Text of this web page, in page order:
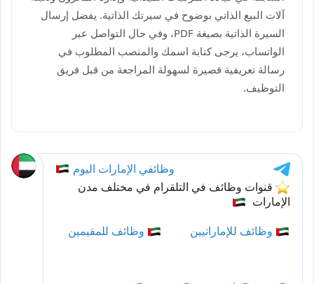
آلات البيع الذاتي بوضوح في سيرتك الذاتية. يفضل إرسال
السيرة الذاتية بصيغة PDF، وفي حال التواصل عبر
الواتساب، يرجى كتابة اسمك والمنصب المطلوب في
رسالة تعريفية قصيرة لسهولة المراجعة من قبل فريق
التوظيف.